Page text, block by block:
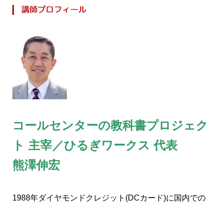
コールセンターの教科書プロジェク
ト 主宰／ひるぎワークス 代表
熊澤伸宏
1988年ダイヤモンドクレジット(DCカード)に国内での